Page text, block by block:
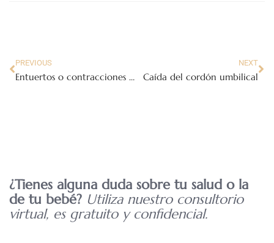
PREVIOUS
Entuertos o contracciones uterinas postparto
NEXT
Caída del cordón umbilical
¿Tienes alguna duda sobre tu salud o la
de tu bebé? Utiliza nuestro consultorio
virtual, es gratuito y confidencial.